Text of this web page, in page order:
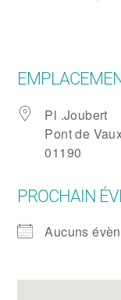
Pl .Joubert
Pont de
01190
PROCHAIN
Aucuns